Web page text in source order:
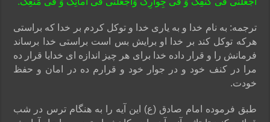
ترجمه: به نام خدا و به یارى خدا و توکل کردم بر خدا که براستى
هرکه توکل کند بر خدا او برایش بس است براستى خدا برساند
فرمانش را و قرار داده خدا براى هر چیز اندازه اى خدایا قرار ده
مرا در کنف خود و در جوار خود و قرارم ده در امان و حفظ
خودت.
طبق فرموده امام صادق (ع) این آیه را به هنگام ترس در شب